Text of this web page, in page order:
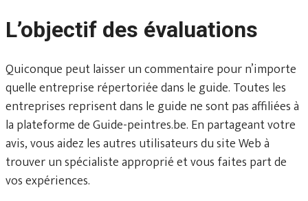
L’objectif des évaluations
Quiconque peut laisser un commentaire pour n’importe
quelle entreprise répertoriée dans le guide. Toutes les
entreprises reprisent dans le guide ne sont pas affiliées à
la plateforme de Guide-peintres.be. En partageant votre
avis, vous aidez les autres utilisateurs du site Web à
trouver un spécialiste approprié et vous faites part de
vos expériences.